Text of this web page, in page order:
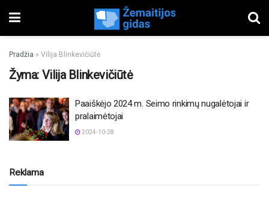
Pradžia » Vilija Blinkevičiūtė
Žyma: Vilija Blinkevičiūtė
Paaiškėjo 2024 m. Seimo rinkimų nugalėtojai ir
pralaimėtojai
2024-10-28
Reklama